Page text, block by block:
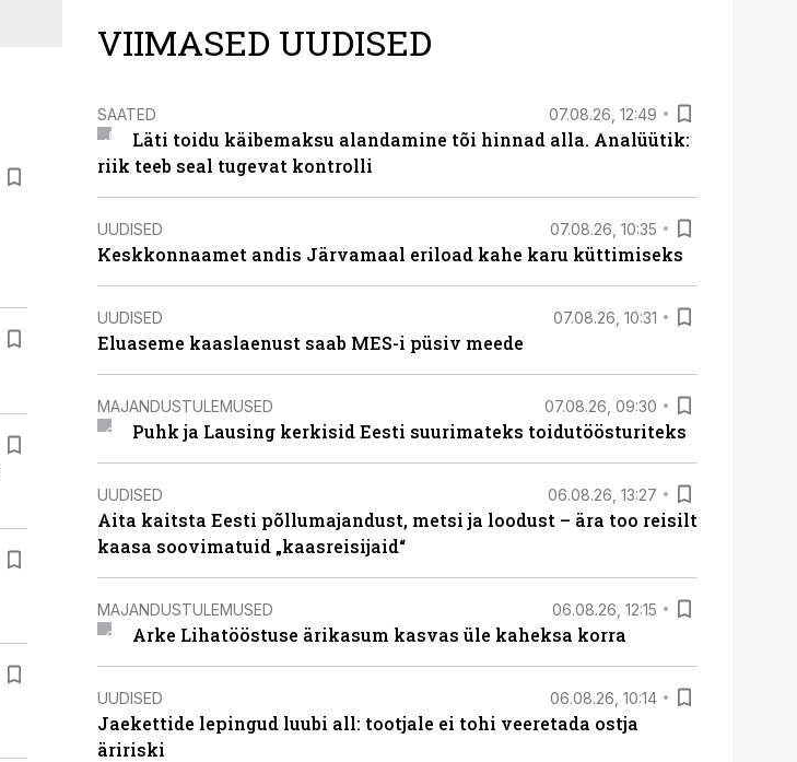
VIIMASED UUDISED
SAATED 07.08.26, 12:49
Läti toidu käibemaksu alandamine tõi hinnad alla. Analüütik:
riik teeb seal tugevat kontrolli
UUDISED 07.08.26, 10:35
Keskkonnaamet andis Järvamaal eriload kahe karu küttimiseks
UUDISED 07.08.26, 10:31
Eluaseme kaaslaenust saab MES-i püsiv meede
MAJANDUSTULEMUSED 07.08.26, 09:30
Puhk ja Lausing kerkisid Eesti suurimateks toidutöösturiteks
UUDISED 06.08.26, 13:27
Aita kaitsta Eesti põllumajandust, metsi ja loodust – ära too reisilt
kaasa soovimatuid „kaasreisijaid“
MAJANDUSTULEMUSED 06.08.26, 12:15
Arke Lihatööstuse ärikasum kasvas üle kaheksa korra
UUDISED 06.08.26, 10:14
Jaekettide lepingud luubi all: tootjale ei tohi veeretada ostja
äririski